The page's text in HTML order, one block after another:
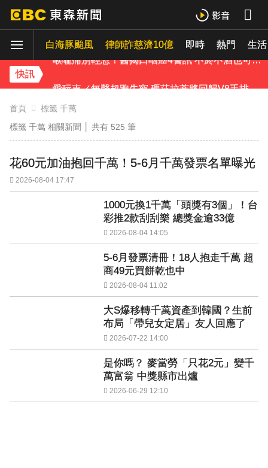
白海豚颱風 律師詐慈濟10億 即時 熱門 生活
快訊
貨車失控撞上民宅 車頭撞凹駕駛傷重不治
喉嚨痛別輕忽！醫揭口咽癌4警訊 不菸不酒也可能中招
埃及知名女星涉販毒！ 遭「判死刑」震撼社會
下載東森App，隨時掌握天下大小事！
獨家／碰碰碰！「伍萬、六筒、八條」從天降 險砸路過民眾
首頁
標籤 千萬
標籤 千萬 相關新聞 │ 共有 525 筆
花60元加油抱回千萬！5-6月千萬發票名單曝光
2026-08-04 17:47
1000元換1千萬「頭獎有3個」！台
彩推2款刮刮樂 總獎金逾33億
2026-08-04 14:05
5-6月發票清冊！18人抱走千萬 超
商49元買餅乾也中
2026-08-04 11:02
大S爆移轉千萬資產到韓國？生前
布局「帶兒女定居」友人回應了
2026-07-22 14:00
是你嗎？ 麥當勞「只花2元」變千
萬富翁 中獎縣市出爐
2026-06-29 12:10